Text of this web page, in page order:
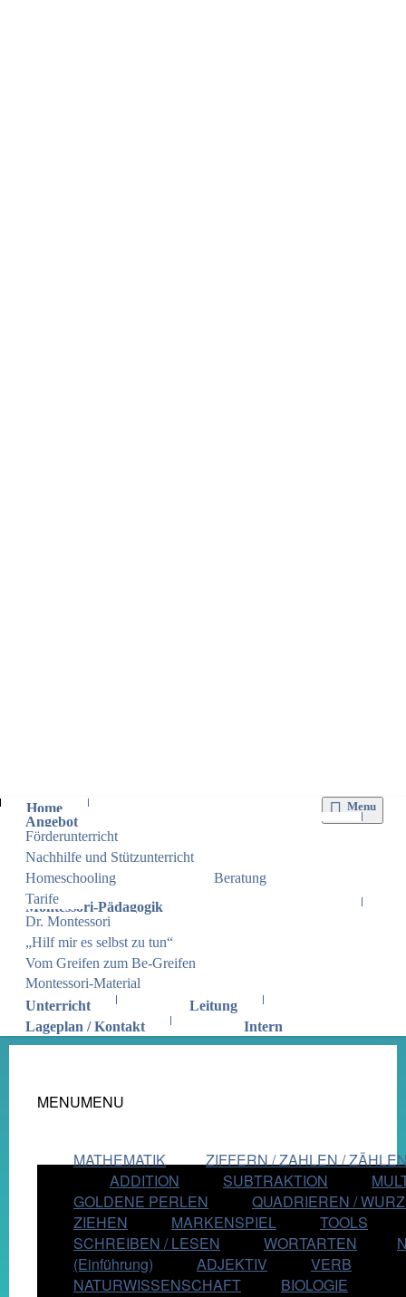
Menu
Home
Angebot
Förderunterricht
Nachhilfe und Stützunterricht
Homeschooling
Beratung
Tarife
Montessori-Pädagogik
Dr. Montessori
„Hilf mir es selbst zu tun“
Vom Greifen zum Be-Greifen
Montessori-Material
Unterricht
Leitung
Lageplan / Kontakt
Intern
MENUMENU
MATHEMATIK
ZIFFERN / ZAHLEN /
ADDITION
SUBTRAKTION
GOLDENE PERLEN
QUADRIEREN /
ZIEHEN
MARKENSPIEL
TOOLS
SCHREIBEN / LESEN
WORTARTEN
(Einführung)
ADJEKTIV
VERB
NATURWISSENSCHAFT
BIOLOGIE